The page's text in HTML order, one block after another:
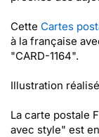
Cette Cartes
à la française
"CARD-1164".
Illustration
La carte postale
avec style" est